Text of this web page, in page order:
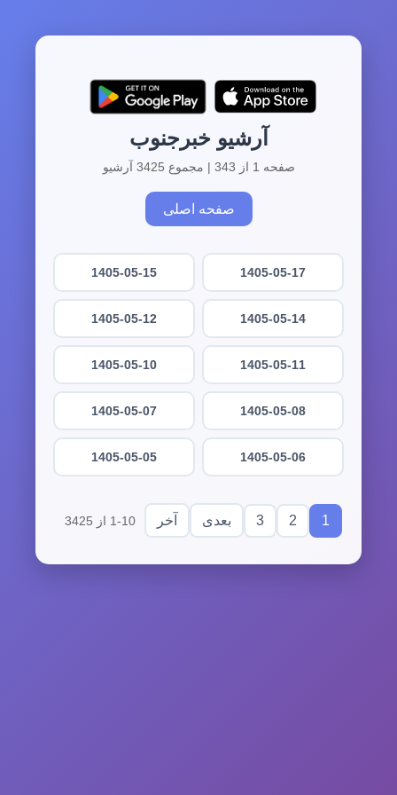
آرشیو خبرجنوب
صفحه 1 از 343 | مجموع 3425 آرشیو
صفحه اصلی
1405-05-17
1405-05-15
1405-05-14
1405-05-12
1405-05-11
1405-05-10
1405-05-08
1405-05-07
1405-05-06
1405-05-05
1
2
3 بعدی آخر 1-10 از 3425